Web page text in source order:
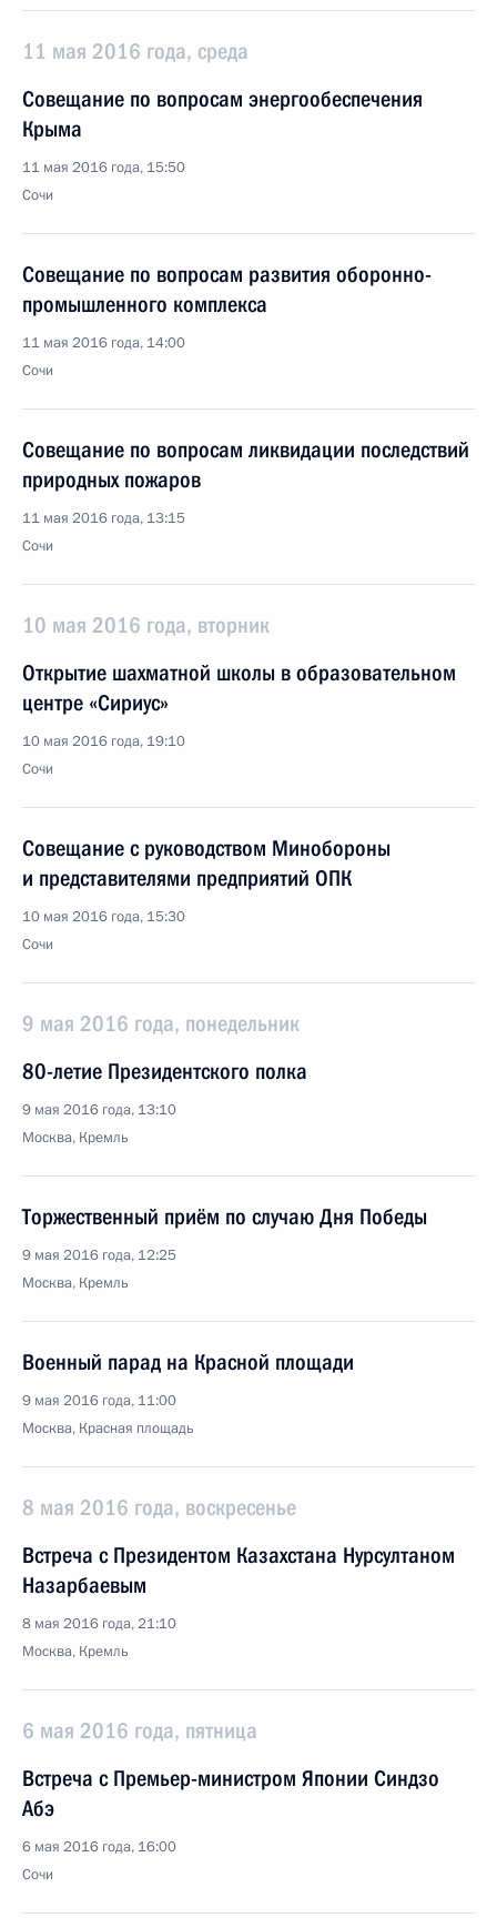
11 мая 2016 года, среда
Совещание по вопросам энергообеспечения
Крыма
11 мая 2016 года, 15:50
Сочи
Совещание по вопросам развития оборонно-
промышленного комплекса
11 мая 2016 года, 14:00
Сочи
Совещание по вопросам ликвидации последствий
природных пожаров
11 мая 2016 года, 13:15
Сочи
10 мая 2016 года, вторник
Открытие шахматной школы в образовательном
центре «Сириус»
10 мая 2016 года, 19:10
Сочи
Совещание с руководством Минобороны
и представителями предприятий ОПК
10 мая 2016 года, 15:30
Сочи
9 мая 2016 года, понедельник
80-летие Президентского полка
9 мая 2016 года, 13:10
Москва, Кремль
Торжественный приём по случаю Дня Победы
9 мая 2016 года, 12:25
Москва, Кремль
Военный парад на Красной площади
9 мая 2016 года, 11:00
Москва, Красная площадь
8 мая 2016 года, воскресенье
Встреча с Президентом Казахстана Нурсултаном
Назарбаевым
8 мая 2016 года, 21:10
Москва, Кремль
6 мая 2016 года, пятница
Встреча с Премьер-министром Японии Синдзо
Абэ
6 мая 2016 года, 16:00
Сочи